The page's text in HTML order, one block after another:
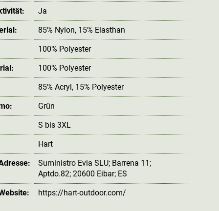
Ja
85% Nylon, 15% Elasthan
100% Polyester
100% Polyester
85% Acryl, 15% Polyester
Grün
S bis 3XL
Hart
Suministro Evia SLU; Barrena 11;
Aptdo.82; 20600 Eibar; ES
https://hart-outdoor.com/